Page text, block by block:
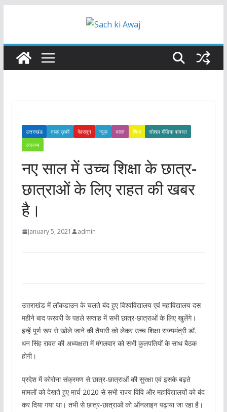
उत्तराखंड ताज़ा ख़बरें देहरादून न्यूज़ भारत शिक्षा
सोशल मीडिया वायरल
स्वास्थ्य
नए साल में उच्च शिक्षा के छात्र-
छात्राओं के लिए राहत की खबर
है।
January 5, 2021 admin
उत्तराखंड में लॉकडाउन के चलते बंद हुए विश्वविद्यालय एवं महाविद्यालय दस
महीने बाद फरवरी के पहले सप्ताह में सभी छात्र-छात्राओं के लिए खुलेंगे।
इन्हें पूर्ण रूप से खोले जाने की तैयारी को लेकर उच्च शिक्षा राज्यमंत्री डॉ.
धन सिंह रावत की अध्यक्षता में मंगलवार को सभी कुलपतियों के साथ बैठक
होगी।
प्रदेश में कोरोना संक्रमण से छात्र-छात्राओं की सुरक्षा एवं इसके बढ़ते
मामलों को देखते हुए मार्च 2020 से सभी राज्य विवि और महाविद्यालयों को बंद
कर दिया गया था। तभी से छात्र-छात्राओं को ऑनलाइन पढ़ाया जा रहा है।